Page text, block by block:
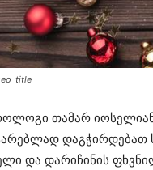
თამარ
დაგჭირდებათ
და დარიჩინის